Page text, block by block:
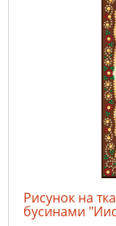
Рисунок на
бусинами